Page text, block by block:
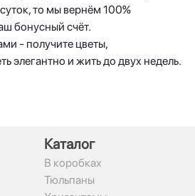
то мы вернём 100%
бонусный счёт.
- получите цветы,
элегантно и жить до двух недель.
Каталог
В коробках
Тюльпаны